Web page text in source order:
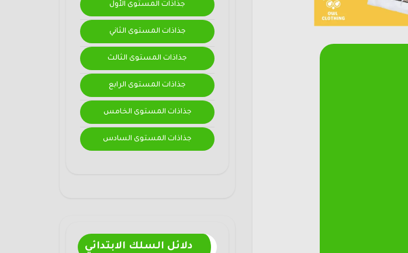
جذاذات المستوى الأول
جذاذات المستوى الثاني
جذاذات المستوى الثالث
جذاذات المستوى الرابع
جذاذات المستوى الخامس
جذاذات المستوى السادس
دلائل السلك الابتدائي